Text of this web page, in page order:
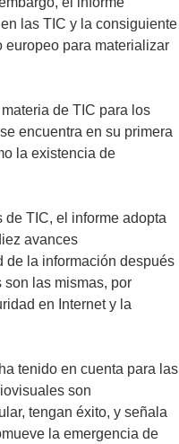
las TIC y la consiguiente
europeo para materializar
de TIC para los
encuentra en su primera
la existencia de
TIC, el informe adopta
avances
de la información después
las mismas, por
en Internet y la
tenido en cuenta para las
son
tengan éxito, y señala
la emergencia de